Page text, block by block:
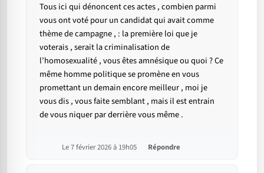
Tous ici qui dénoncent ces actes , combien parmi
vous ont voté pour un candidat qui avait comme
thème de campagne , : la première loi que je
voterais , serait la criminalisation de
l’homosexualité , vous êtes amnésique ou quoi ? Ce
même homme politique se promène en vous
promettant un demain encore meilleur , moi je
vous dis , vous faite semblant , mais il est entrain
de vous niquer par derrière vous même .
Le 7 février 2026 à 19h05 Répondre